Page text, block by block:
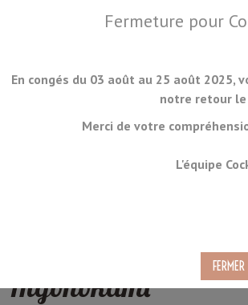
MENU
Fermeture pour
En congés du 03 août au 25 août 2025,
notre retour
Merci de votre
L'équipe
Couteau de Poche
Higonokami